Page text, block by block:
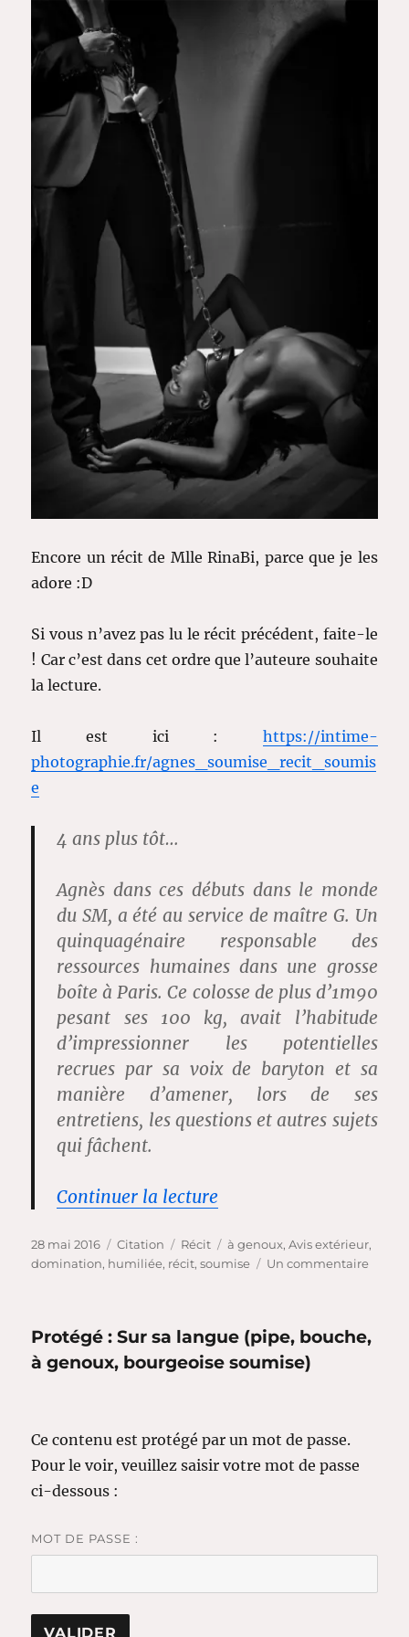
Encore un récit de Mlle RinaBi, parce que je les
adore :D
Si vous n’avez pas lu le récit précédent, faite-le
! Car c’est dans cet ordre que l’auteure souhaite
la lecture.
Il est ici : https://intime-
photographie.fr/agnes_soumise_recit_soumis
e
4 ans plus tôt…
Agnès dans ces débuts dans le monde
du SM, a été au service de maître G. Un
quinquagénaire responsable des
ressources humaines dans une grosse
boîte à Paris. Ce colosse de plus d’1m90
pesant ses 100 kg, avait l’habitude
d’impressionner les potentielles
recrues par sa voix de baryton et sa
manière d’amener, lors de ses
entretiens, les questions et autres sujets
qui fâchent.
Continuer la lecturede « La révélation
Publié
le
28 mai 2016 Format
Citation Catégories
Récit Étiquettes
à genoux,Avis extérieur,
domination, humiliée, récit,soumise Un commentairesur
(récit
Protégé : Sur sa langue (pipe, bouche,
à genoux, bourgeoise soumise)
Ce contenu est protégé par un mot de passe.
Pour le voir, veuillez saisir votre mot de passe
ci-dessous :
MOT DE PASSE :